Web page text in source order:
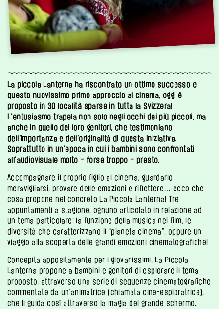
La piccola Lanterna ha riscontrato un ottimo successo e
questo nuovissimo primo approccio al cinema, oggi è
proposto in 30 località sparse in tutta la Svizzera!
L’entusiasmo trapela non solo negli occhi dei più piccoli, ma
anche in quello dei loro genitori, che testimoniano
dell’importanza e dell’originalità di questa iniziativa.
Soprattutto in un’epoca in cui i bambini sono confrontati
all’audiovisuale molto – forse troppo – presto.
Accompagnare il proprio figlio al cinema, guardarlo
meravigliarsi, provare delle emozioni e riflettere… ecco che
cosa propone nel concreto La Piccola Lanterna! Tre
appuntamenti a stagione, ognuno articolato in relazione ad
un tema particolare: la funzione della musica nei film, le
diversità che caratterizzano il “pianeta cinema”, oppure un
viaggio alla scoperta delle grandi emozioni cinematografiche!
Concepita appositamente per i giovanissimi, La Piccola
Lanterna propone a bambini e genitori di esplorare il tema
proposto, attraverso una serie di sequenze cinematografiche
commentate da un’animatrice (chiamata cine-esploratrice),
che li guida così attraverso la magia del grande schermo.